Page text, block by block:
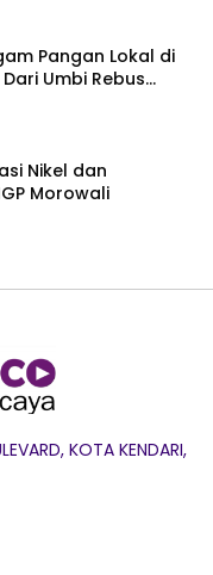
Pangan Lokal di
Umbi Rebus
Muna
Nikel dan
Morowali
KOTA KENDARI,